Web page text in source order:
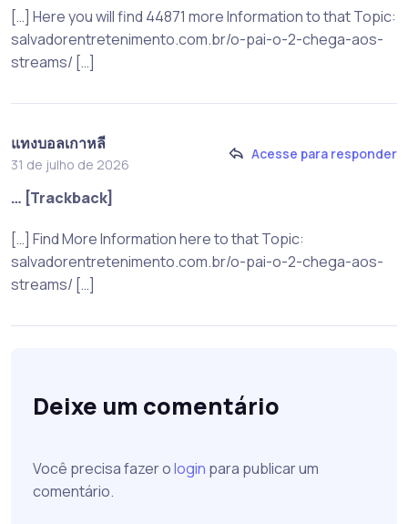
[…] Here you will find 44871 more Information to that Topic:
salvadorentretenimento.com.br/o-pai-o-2-chega-aos-
streams/ […]
แทงบอลเกาหลี
31 de julho de 2026
Acesse para responder
… [Trackback]
[…] Find More Information here to that Topic:
salvadorentretenimento.com.br/o-pai-o-2-chega-aos-
streams/ […]
Deixe um comentário
Você precisa fazer ologin para publicar um
comentário.